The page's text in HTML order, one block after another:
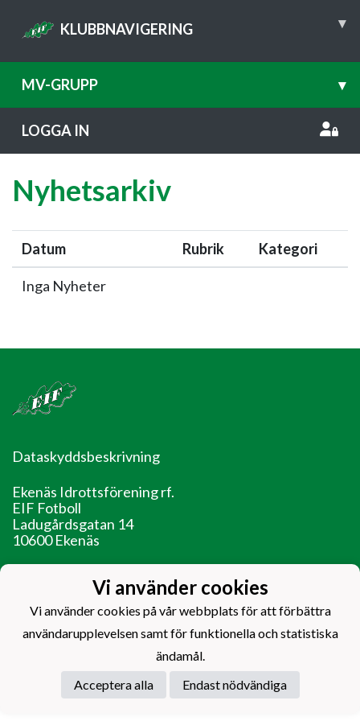
KLUBBNAVIGERING ▾
MV-GRUPP ▾
LOGGA IN
Nyhetsarkiv
Datum Rubrik Kategori
Inga Nyheter
Dataskyddsbeskrivning
Ekenäs Idrottsförening rf.
EIF Fotboll
Ladugårdsgatan 14
10600 Ekenäs
Powered by
Vi använder cookies
Vi använder cookies på vår webbplats för att förbättra
användarupplevelsen samt för funktionella och statistiska
ändamål.
Acceptera alla
Endast nödvändiga